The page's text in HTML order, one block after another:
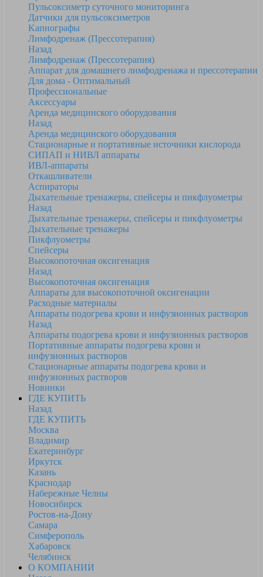
Пульсоксиметр суточного мониторинга
Датчики для пульсоксиметров
Kапнографы
Лимфодренаж (Прессотерапия)
Назад
Лимфодренаж (Прессотерапия)
Аппарат для домашнего лимфодренажа и прессотерапии
Для дома - Оптимальный
Профессиональные
Аксессуары
Аренда медицинского оборудования
Назад
Аренда медицинского оборудования
Стационарные и портативные источники кислорода
СИПАП и НИВЛ аппараты
ИВЛ-аппараты
Откашливатели
Аспираторы
Дыхательные тренажеры, спейсеры и пикфлуометры
Назад
Дыхательные тренажеры, спейсеры и пикфлуометры
Дыхательные тренажеры
Пикфлуометры
Спейсеры
Высокопоточная оксигенация
Назад
Высокопоточная оксигенация
Аппараты для высокопоточной оксигенации
Расходные материалы
Аппараты подогрева крови и инфузионных растворов
Назад
Аппараты подогрева крови и инфузионных растворов
Портативные аппараты подогрева крови и
инфузионных растворов
Стационарные аппараты подогрева крови и
инфузионных растворов
Новинки
ГДЕ КУПИТЬ
Назад
ГДЕ КУПИТЬ
Москва
Владимир
Екатеринбург
Иркутск
Казань
Краснодар
Набережные Челны
Новосибирск
Ростов-на-Дону
Самара
Симферополь
Хабаровск
Челябинск
О КОМПАНИИ